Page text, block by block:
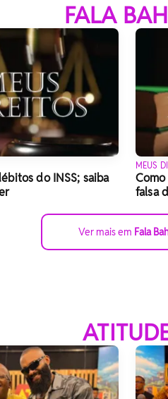
FALA
do INSS; saiba
MEUS
falsa
Ver mais em Fala